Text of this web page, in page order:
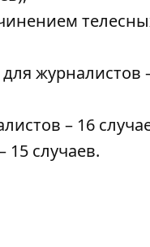
журналистов
– 16
15 случаев.